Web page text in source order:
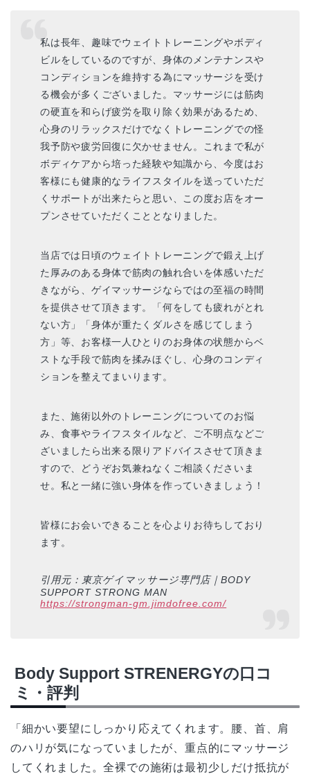
私は長年、趣味でウェイトトレーニングやボディ
ビルをしているのですが、身体のメンテナンスや
コンディションを維持する為にマッサージを受け
る機会が多くございました。マッサージには筋肉
の硬直を和らげ疲労を取り除く効果があるため、
心身のリラックスだけでなくトレーニングでの怪
我予防や疲労回復に欠かせません。これまで私が
ボディケアから培った経験や知識から、今度はお
客様にも健康的なライフスタイルを送っていただ
くサポートが出来たらと思い、この度お店をオー
プンさせていただくこととなりました。
当店では日頃のウェイトトレーニングで鍛え上げ
た厚みのある身体で筋肉の触れ合いを体感いただ
きながら、ゲイマッサージならではの至福の時間
を提供させて頂きます。「何をしても疲れがとれ
ない方」「身体が重たくダルさを感じてしまう
方」等、‪お客様一人ひとりのお身体の状態からベ
ストな手段で‪筋肉を揉みほぐし、心身のコンディ
ションを整えてまいります。
また、施術以外のトレーニングについてのお悩
み、食事やライフスタイルなど、ご不明点などご
ざいましたら出来る限りアドバイスさせて頂きま
すので、どうぞお気兼ねなくご相談くださいま
せ。私と一緒に強い身体を作っていきましょう！
皆様にお会いできることを心よりお待ちしており
ます。
引用元：東京ゲイマッサージ専門店｜BODY
SUPPORT STRONG MAN
https://strongman-gm.jimdofree.com/
Body Support STRENERGYの口コ
ミ・評判
「細かい要望にしっかり応えてくれます。腰、首、肩
のハリが気になっていましたが、重点的にマッサージ
してくれました。全裸での施術は最初少しだけ抵抗が